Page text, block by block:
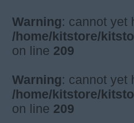
Warning: cannot yet
/home/kitstore/
on line 209
Warning: cannot yet
/home/kitstore/
on line 209